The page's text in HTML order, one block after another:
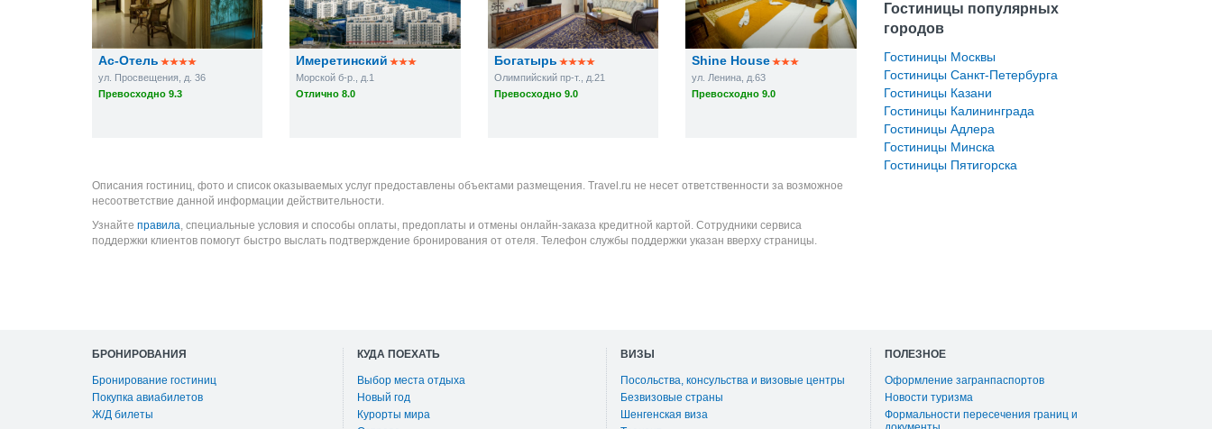
Ас-Отель
ул. Просвещения, д. 36
Превосходно 9.3
Имеретинский
Морской б-р., д.1
Отлично 8.0
Богатырь
Олимпийский пр-т., д.21
Превосходно 9.0
Shine House
ул. Ленина, д.63
Превосходно 9.0
Описания гостиниц, фото и список оказываемых услуг предоставлены объектами размещения. Travel.ru не несет ответственности за возможное
несоответствие данной информации действительности.
Узнайте правила, специальные условия и способы оплаты, предоплаты и отмены онлайн-заказа кредитной картой. Сотрудники сервиса
поддержки клиентов помогут быстро выслать подтверждение бронирования от отеля. Телефон службы поддержки указан вверху страницы.
Гостиницы популярных
городов
Гостиницы Москвы
Гостиницы Санкт-Петербурга
Гостиницы Казани
Гостиницы Калининграда
Гостиницы Адлера
Гостиницы Минска
Гостиницы Пятигорска
БРОНИРОВАНИЯ
Бронирование гостиниц
Покупка авиабилетов
Ж/Д билеты
КУДА ПОЕХАТЬ
Выбор места отдыха
Новый год
Курорты мира
ВИЗЫ
Посольства, консульства и визовые центры
Безвизовые страны
Шенгенская виза
ПОЛЕЗНОЕ
Оформление загранпаспортов
Новости туризма
Формальности пересечения границ и